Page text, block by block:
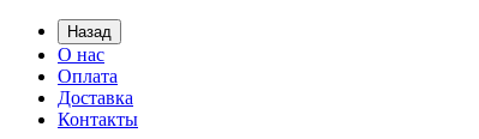
Назад
О нас
Оплата
Доставка
Контакты